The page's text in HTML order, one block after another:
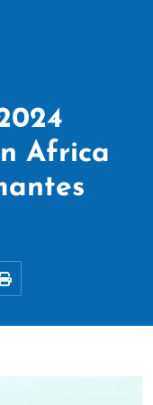
Africa
le lien
Imprimer la page